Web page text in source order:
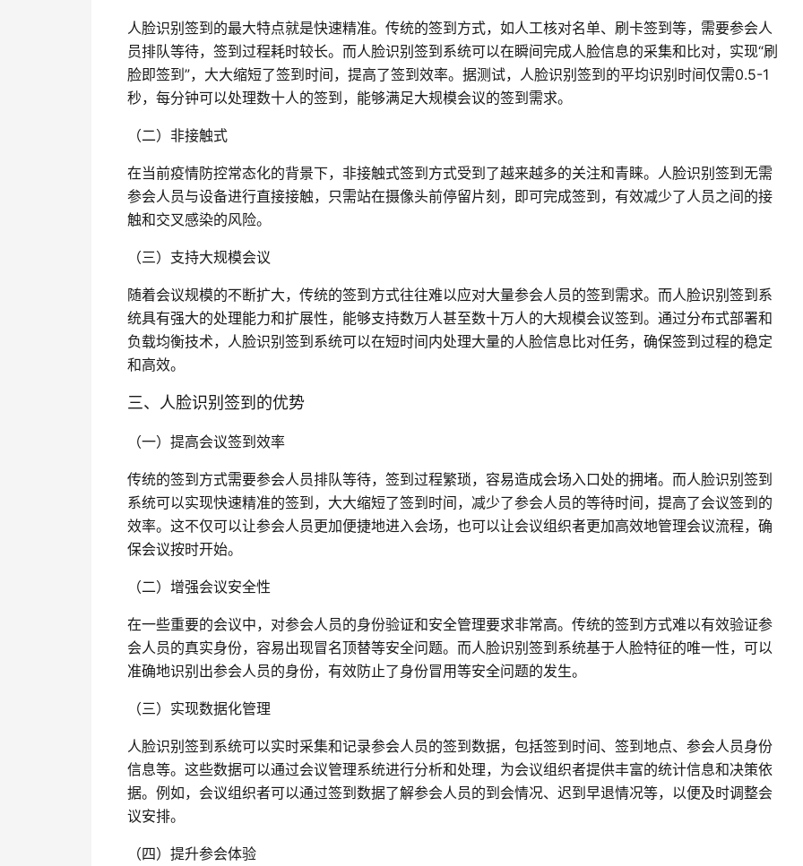
人脸识别签到的最大特点就是快速精准。传统的签到方式，如人工核对名单、刷卡签到等，需要参会人
员排队等待，签到过程耗时较长。而人脸识别签到系统可以在瞬间完成人脸信息的采集和比对，实现“刷
脸即签到”，大大缩短了签到时间，提高了签到效率。据测试，人脸识别签到的平均识别时间仅需0.5-1
秒，每分钟可以处理数十人的签到，能够满足大规模会议的签到需求。
（二）非接触式
在当前疫情防控常态化的背景下，非接触式签到方式受到了越来越多的关注和青睐。人脸识别签到无需
参会人员与设备进行直接接触，只需站在摄像头前停留片刻，即可完成签到，有效减少了人员之间的接
触和交叉感染的风险。
（三）支持大规模会议
随着会议规模的不断扩大，传统的签到方式往往难以应对大量参会人员的签到需求。而人脸识别签到系
统具有强大的处理能力和扩展性，能够支持数万人甚至数十万人的大规模会议签到。通过分布式部署和
负载均衡技术，人脸识别签到系统可以在短时间内处理大量的人脸信息比对任务，确保签到过程的稳定
和高效。
三、人脸识别签到的优势
（一）提高会议签到效率
传统的签到方式需要参会人员排队等待，签到过程繁琐，容易造成会场入口处的拥堵。而人脸识别签到
系统可以实现快速精准的签到，大大缩短了签到时间，减少了参会人员的等待时间，提高了会议签到的
效率。这不仅可以让参会人员更加便捷地进入会场，也可以让会议组织者更加高效地管理会议流程，确
保会议按时开始。
（二）增强会议安全性
在一些重要的会议中，对参会人员的身份验证和安全管理要求非常高。传统的签到方式难以有效验证参
会人员的真实身份，容易出现冒名顶替等安全问题。而人脸识别签到系统基于人脸特征的唯一性，可以
准确地识别出参会人员的身份，有效防止了身份冒用等安全问题的发生。
（三）实现数据化管理
人脸识别签到系统可以实时采集和记录参会人员的签到数据，包括签到时间、签到地点、参会人员身份
信息等。这些数据可以通过会议管理系统进行分析和处理，为会议组织者提供丰富的统计信息和决策依
据。例如，会议组织者可以通过签到数据了解参会人员的到会情况、迟到早退情况等，以便及时调整会
议安排。
（四）提升参会体验